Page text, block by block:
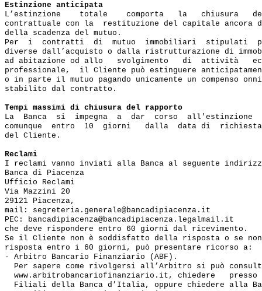
Estinzione anticipata
L’estinzione    totale    comporta   la   chiusura
contrattuale con la  restituzione del capitale ancora
della scadenza del mutuo.
Per  i  contratti  di  mutuo  immobiliari  stipulati
diverse dall’acquisto o dalla ristrutturazione di
ad abitazione od allo   svolgimento   di  attività
professionale,  il Cliente può estinguere
o in parte il mutuo pagando unicamente un compenso
stabilito dal contratto.
Tempi massimi di chiusura del rapporto
La  Banca  si  impegna  a  dar  corso  all'estinzione
comunque  entro  10  giorni   dalla  data di
del Cliente.
Reclami
I reclami vanno inviati alla Banca al seguente
Banca di Piacenza
Ufficio Reclami
Via Mazzini 20
29121 Piacenza,
mail: segreteria.generale@bancadipiacenza.it
PEC: bancadipiacenza@bancadipiacenza.legalmail.it
che deve rispondere entro 60 giorni dal ricevimento.
Se il Cliente non è soddisfatto della risposta o se
risposta entro i 60 giorni, può presentare ricorso a:
- Arbitro Bancario Finanziario (ABF).
Per sapere come rivolgersi all’Arbitro si può
www.arbitrobancariofinanziario.it, chiedere   presso
Filiali della Banca d’Italia, oppure chiedere alla